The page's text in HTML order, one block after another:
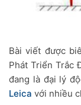
Bài viết được
Phát Triển Trắc
đang là đại lý
Leica với nhiều